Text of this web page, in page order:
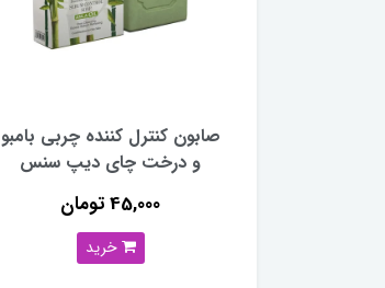
صابون کنترل کننده چربی بامبو
و درخت چای دیپ سنس
45,000 تومان
خرید